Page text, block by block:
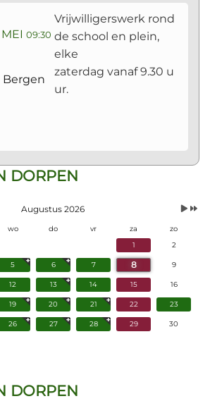
09:30
Vrijwilligerswerk rond
de school en plein,
elke
zaterdag vanaf 9.30 u
ur.
DORPEN
Volgend
Augustus 2026
wo do vr za
zo
1
2
5 6 7 8 9
12 13 14 15 16
19 20 21 22 23
26 27 28 29 30
DORPEN